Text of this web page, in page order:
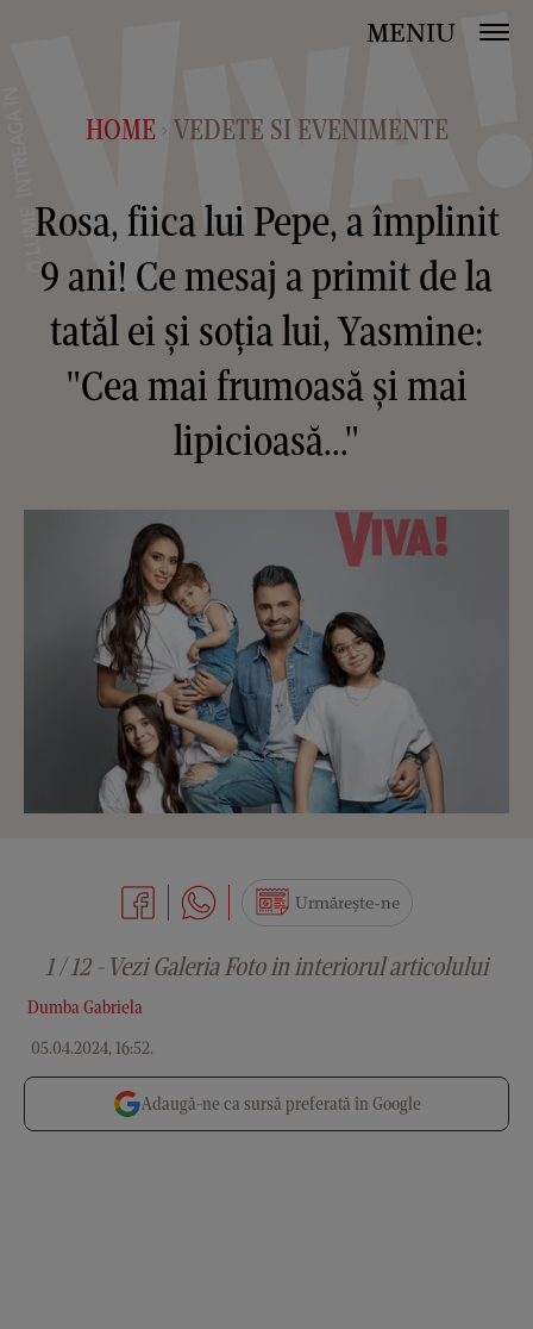
MENIU
HOME > VEDETE SI EVENIMENTE
Rosa, fiica lui Pepe, a împlinit
9 ani! Ce mesaj a primit de la
tatăl ei și soția lui, Yasmine:
"Cea mai frumoasă și mai
lipicioasă..."
Dumba Gabriela
05.04.2024, 16:52.
Urmărește-ne
1 / 12 - Vezi Galeria Foto in interiorul articolului
Adaugă-ne ca sursă preferată în Google